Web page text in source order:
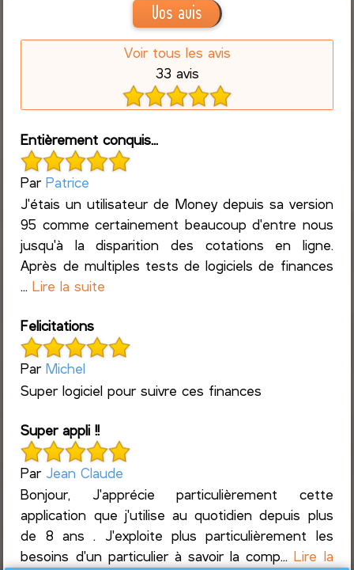
Vos avis
Voir tous les avis
33 avis
Entièrement conquis...
ParPatrice
J'étais un utilisateur de Money depuis sa version
95 comme certainement beaucoup d'entre nous
jusqu'à la disparition des cotations en ligne.
Après de multiples tests de logiciels de finances
...Lire la suite
Felicitations
ParMichel
Super logiciel pour suivre ces finances
Super appli !!
Par Jean Claude
Bonjour, J'apprécie particulièrement cette
application que j'utilise au quotidien depuis plus
de 8 ans . J'exploite plus particulièrement les
besoins d'un particulier à savoir la comp...Lire la